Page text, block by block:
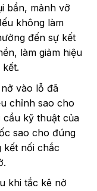
bẩn, mảnh vỡ
không làm
đến sự kết
làm giảm hiệu
vào lỗ đã
chỉnh sao cho
kỹ thuật của
sao cho đúng
kết nối chắc
khi tắc kê nở